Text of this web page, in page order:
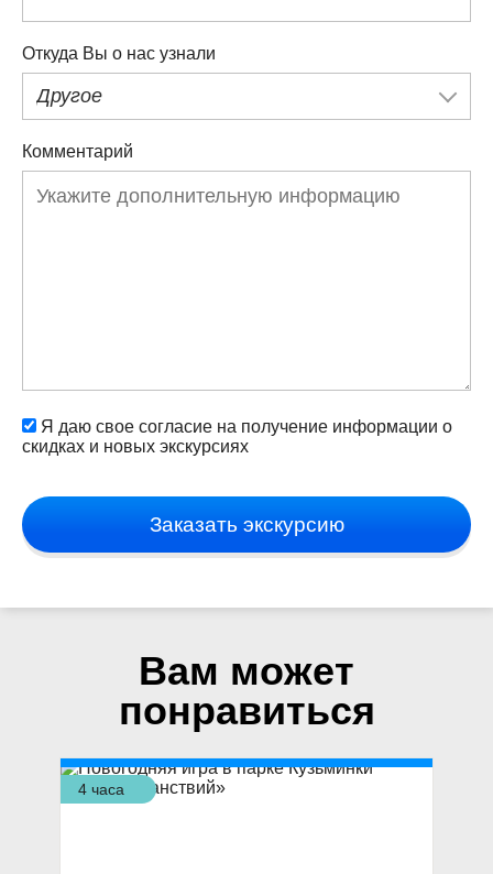
Откуда Вы о нас узнали
Другое
Комментарий
Я даю свое согласие на получение информации о
скидках и новых экскурсиях
Заказать экскурсию
Вам может
понравиться
4 часа